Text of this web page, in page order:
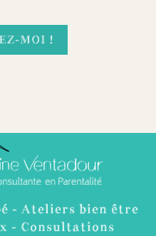
MOI !
- Ateliers bien être
- Consultations